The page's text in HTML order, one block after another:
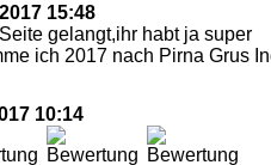
15:48
gelangt,ihr habt ja super
ich 2017 nach Pirna Grus
10:14